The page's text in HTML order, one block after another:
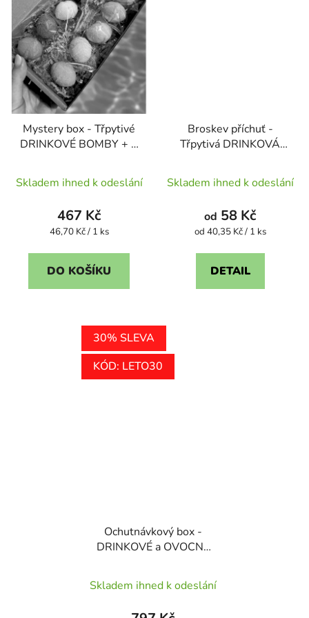
Mystery box - Třpytivé
DRINKOVÉ BOMBY + 1
hodnocení
produktu
je
z
Skladem ihned k odeslání
467 Kč
Měrná
46,70 Kč / 1 ks
DO KOŠÍKU
Broskev příchuť -
Třpytivá DRINKOVÁ
hodnocení
produktu
je
z
Skladem ihned k odeslání
od 58 Kč
Měrná
od 40,35 Kč / 1 ks
DETAIL
30% SLEVA
KÓD: LETO30
Ochutnávkový box -
DRINKOVÉ a OVOCNÉ
hodnocení
produktu
Skladem ihned k odeslání